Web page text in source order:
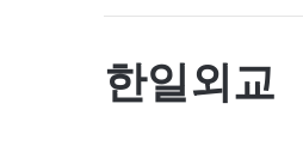
한일외교